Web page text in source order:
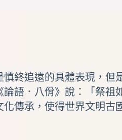
終追遠的具體表現，
語． 八佾》說：「祭祖
傳承，使得世界文明古